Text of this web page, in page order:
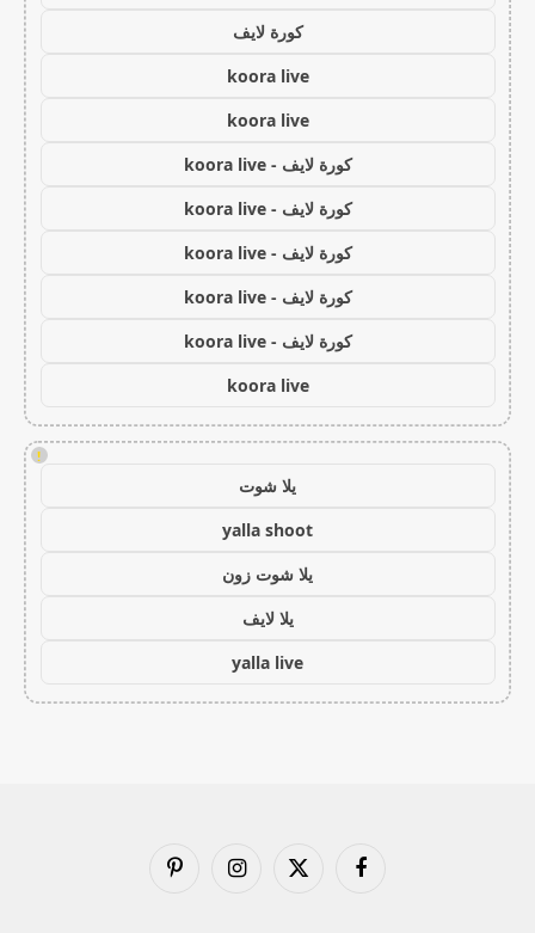
كورة لايف
koora live
koora live
كورة لايف - koora live
كورة لايف - koora live
كورة لايف - koora live
كورة لايف - koora live
كورة لايف - koora live
koora live
!
يلا شوت
yalla shoot
يلا شوت زون
يلا لايف
yalla live
فيسبوك
X
الانستغرامبينتيريست